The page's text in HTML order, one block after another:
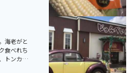
た、ケ
海老がと
食べれち
トンカ
たい物